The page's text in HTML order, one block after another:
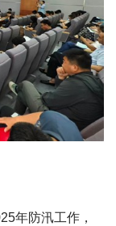
年防汛工作，